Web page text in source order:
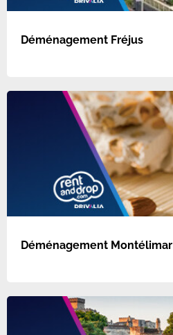
Déménagement Fréjus
Déménagement Montélimar